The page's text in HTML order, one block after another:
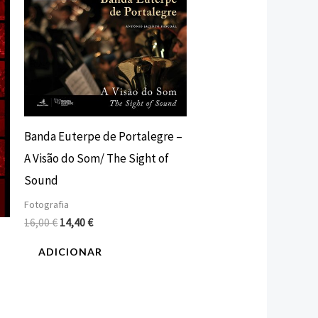
Banda Euterpe de Portalegre –
A Visão do Som/ The Sight of
Sound
Fotografia
16,00€
preço
original
era:
16,00 €.
14,40€
preço
atual
é:
14,40 €.
ADICIONAR